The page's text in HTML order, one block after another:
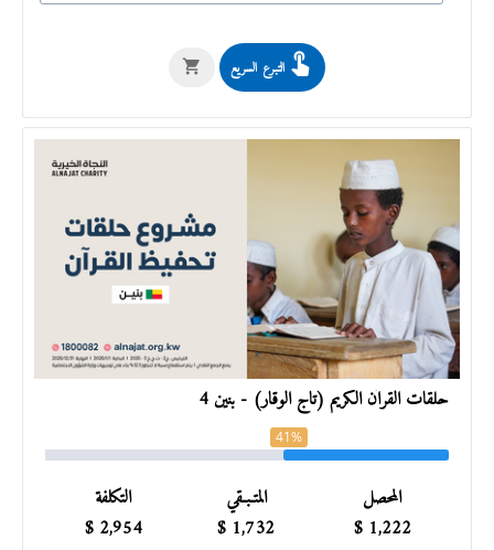
التبرع السريع
حلقات القرآن الكريم (تاج الوقار) - بنين 4
41%
المحصل
1,222
$
المتـبـقي
1,732
$
التكلفة
2,954
$